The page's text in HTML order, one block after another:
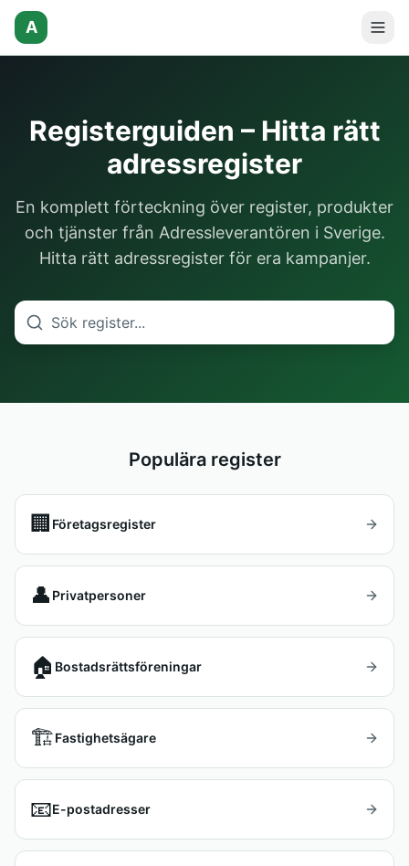
A
Registerguiden – Hitta rätt
adressregister
En komplett förteckning över register, produkter
och tjänster från Adressleverantören i Sverige.
Hitta rätt adressregister för era kampanjer.
Populära register
🏢 Företagsregister
👤 Privatpersoner
🏠 Bostadsrättsföreningar
🏗️Fastighetsägare
📧E-postadresser